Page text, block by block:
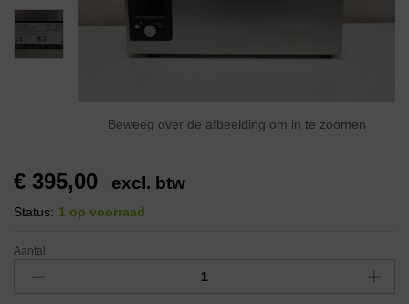
Beweeg over de afbeelding om in te zoomen
€ 395,00 excl. btw
Status: 1 op voorraad
Aantal: